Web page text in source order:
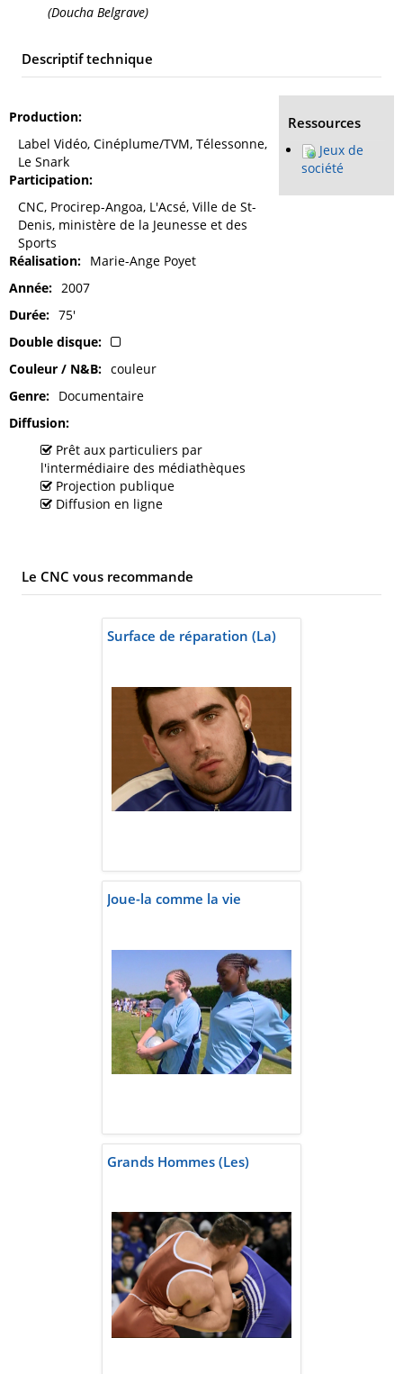
(Doucha Belgrave)
Descriptif technique
Production
Label Vidéo, Cinéplume/TVM, Télessonne,
Le Snark
Participation
CNC, Procirep-Angoa, L'Acsé, Ville de St-
Denis, ministère de la Jeunesse et des
Sports
Réalisation
Marie-Ange Poyet
Année
2007
Durée
75'
Double disque
Couleur / N&B
couleur
Genre
Documentaire
Diffusion
Prêt aux particuliers par
l'intermédiaire des médiathèques
Projection publique
Diffusion en ligne
Ressources
Jeux de
société
Le CNC vous recommande
Surface de réparation (La)
Joue-la comme la vie
Grands Hommes (Les)